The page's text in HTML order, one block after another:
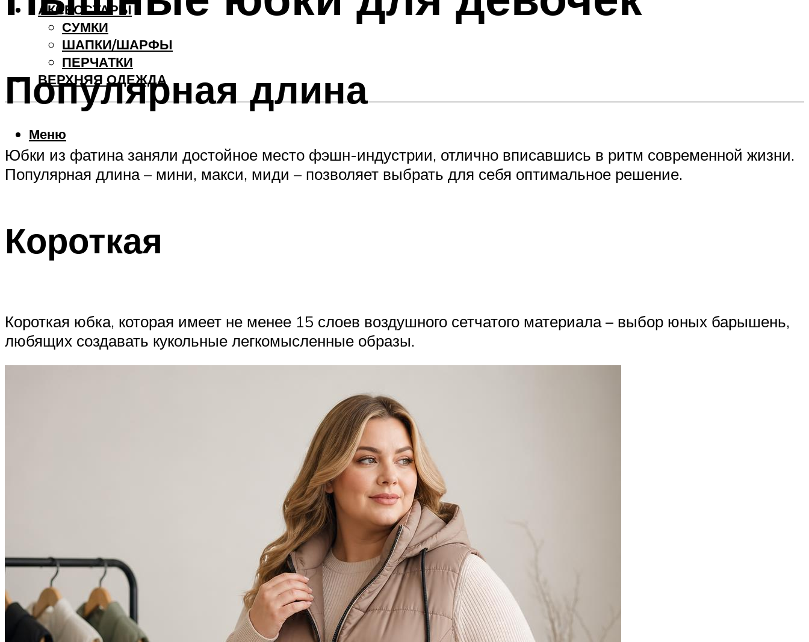
АКCЕССУАРЫ
СУМКИ
ШАПКИ/ШАРФЫ
ПЕРЧАТКИ
ВЕРХНЯЯ ОДЕЖДА
Меню
Популярная длина
Юбки из фатина заняли достойное место фэшн-индустрии, отлично вписавшись в ритм современной жизни.
Популярная длина – мини, макси, миди – позволяет выбрать для себя оптимальное решение.
Короткая
Короткая юбка, которая имеет не менее 15 слоев воздушного сетчатого материала – выбор юных барышень,
любящих создавать кукольные легкомысленные образы.